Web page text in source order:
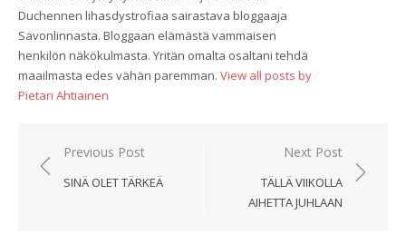
Duchennen lihasdystrofiaa sairastava bloggaaja
Savonlinnasta. Bloggaan elämästä vammaisen
henkilön näkökulmasta. Yritän omalta osaltani tehdä
maailmasta edes vähän paremman. View all posts by
Pietari Ahtiainen
Artikkelien
selaus
Previous Post
SINÄ OLET TÄRKEÄ
Next Post
TÄLLÄ VIIKOLLA
AIHETTA JUHLAAN